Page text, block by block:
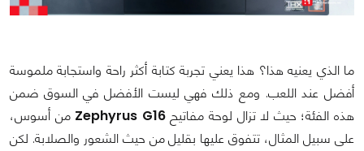
ما الذي يعنيه هذا؟ هذا يعني تجربة كتابة أكثر راحة واستجابة ملموسة
أفضل عند اللعب. ومع ذلك فهي ليست الأفضل في السوق ضمن
هذه الفئة؛ حيث لا تزال لوحة مفاتيحZephyrus G16 من أسوس،
على سبيل المثال، تتفوق عليها بقليل من حيث الشعور والصلابة. لكن